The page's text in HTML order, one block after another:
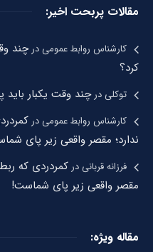
مقالات پربحت اخیر:
کارشناس روابط عمومیدرچند
کرد؟
توکلیدرچند وقت یکبار باید
کارشناس روابط عمومیدر
ندارد؛ مقصر واقعی زیر پای
فرزانه قربانیدر کمردردی که
مقصر واقعی زیر پای شماست!
مقاله ویژه: